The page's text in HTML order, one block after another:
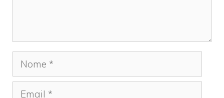
Nome
Email